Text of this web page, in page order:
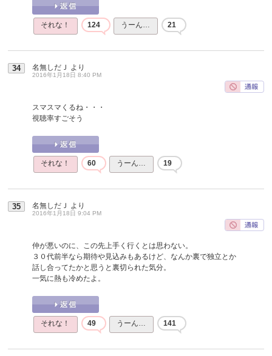
それな！ 124 うーん… 21
34 名無しだＪ より
2016年1月18日 8:40 PM
スマスマくるね・・・
視聴率すごそう
それな！ 60 うーん… 19
35 名無しだＪ より
2016年1月18日 9:04 PM
仲が悪いのに、この先上手く行くとは思わない。
３０代前半なら期待や見込みもあるけど、なんか裏で独立とか
話し合ってたかと思うと裏切られた気分。
一気に熱も冷めたよ。
それな！ 49 うーん… 141